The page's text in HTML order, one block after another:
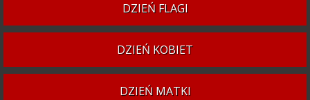
DZIEŃ FLAGI
DZIEŃ KOBIET
DZIEŃ MATKI